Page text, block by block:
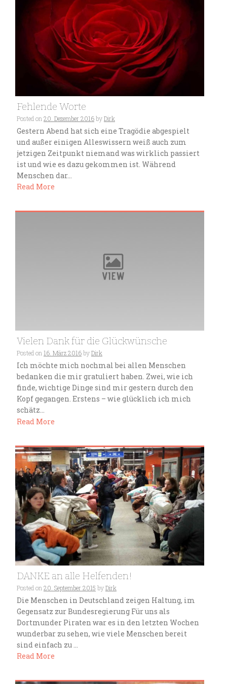
Fehlende Worte
Posted on 20. Dezember 2016byDirk
Gestern Abend hat sich eine Tragödie abgespielt
und außer einigen Alleswissern weiß auch zum
jetzigen Zeitpunkt niemand was wirklich passiert
ist und wie es dazu gekommen ist. Während
Menschen dar...
Read More
Vielen Dank für die Glückwünsche
Posted on16. März 2016byDirk
Ich möchte mich nochmal bei allen Menschen
bedanken die mir gratuliert haben. Zwei, wie ich
finde, wichtige Dinge sind mir gestern durch den
Kopf gegangen. Erstens – wie glücklich ich mich
schätz...
Read More
DANKE an alle Helfenden!
Posted on 20. September 2015 byDirk
Die Menschen in Deutschland zeigen Haltung, im
Gegensatz zur Bundesregierung Für uns als
Dortmunder Piraten war es in den letzten Wochen
wunderbar zu sehen, wie viele Menschen bereit
sind einfach zu ...
Read More